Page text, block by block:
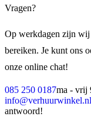
Vragen?
Op werkdagen zijn
bereiken. Je kunt ons
onze online chat!
085 250 0187ma - vrij
info@verhuurwinkel.nl
antwoord!